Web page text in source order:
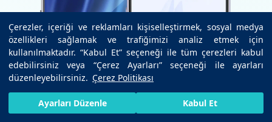
Çerezler, içeriği ve reklamları kişiselleştirmek, sosyal medya
özellikleri sağlamak ve trafiğimizi analiz etmek için
kullanılmaktadır. “Kabul Et” seçeneği ile tüm çerezleri kabul
edebilirsiniz veya “Çerez Ayarları” seçeneği ile ayarları
düzenleyebilirsiniz. Çerez Politikası
Ayarları Düzenle Kabul Et
HIZLI RANDEVU AL BIZE ULAŞIN